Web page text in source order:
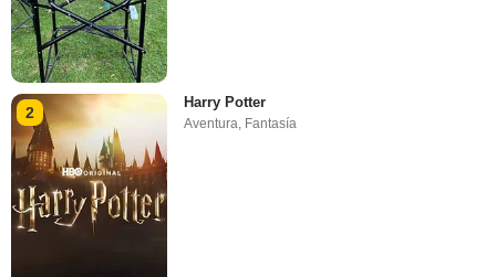
2
Harry Potter
Aventura, Fantasía